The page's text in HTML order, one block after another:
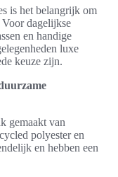
is het belangrijk om
dagelijkse
en handige
luxe
keuze zijn.
gemaakt van
polyester en
en hebben een